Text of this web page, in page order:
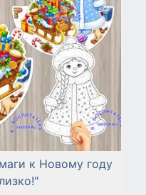
к Новому году